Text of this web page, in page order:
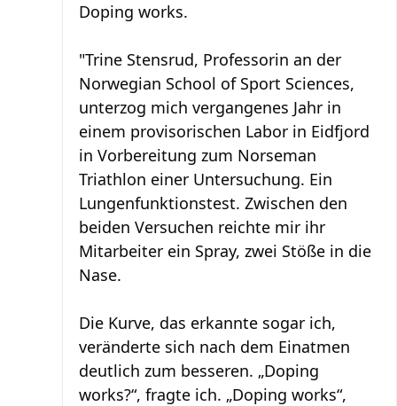
Doping works.
"Trine Stensrud, Professorin an der
Norwegian School of Sport Sciences,
unterzog mich vergangenes Jahr in
einem provisorischen Labor in Eidfjord
in Vorbereitung zum Norseman
Triathlon einer Untersuchung. Ein
Lungenfunktionstest. Zwischen den
beiden Versuchen reichte mir ihr
Mitarbeiter ein Spray, zwei Stöße in die
Nase.
Die Kurve, das erkannte sogar ich,
veränderte sich nach dem Einatmen
deutlich zum besseren. „Doping
works?“, fragte ich. „Doping works“,